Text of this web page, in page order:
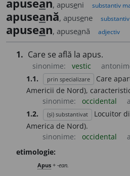
apusean, apuseni substantiv
apuseană, apusene
apusean, apuseană adjectiv
1. Care se află la apus.
sinonime: vestic
1.1.
prin specializare
Care
Americii de Nord),
sinonime:
occidental
1.2.
(și) substantivat
Locuitor
America de Nord).
sinonime:
occidental
etimologie:
Apus + -ean.